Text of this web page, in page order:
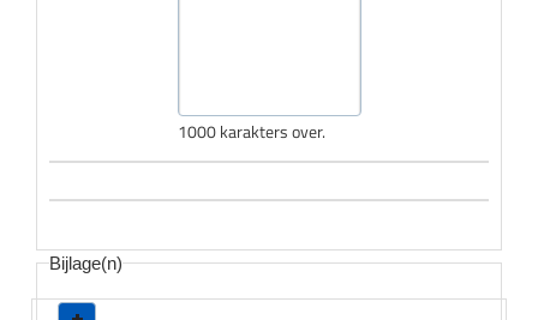
1000 karakters over.
Bijlage(n)